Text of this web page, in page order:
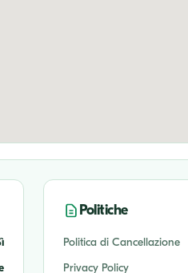
Politiche
Politica di Cancellazione
Privacy Policy